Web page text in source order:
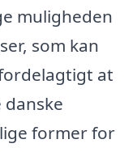
muligheden
som kan
at
danske
former for